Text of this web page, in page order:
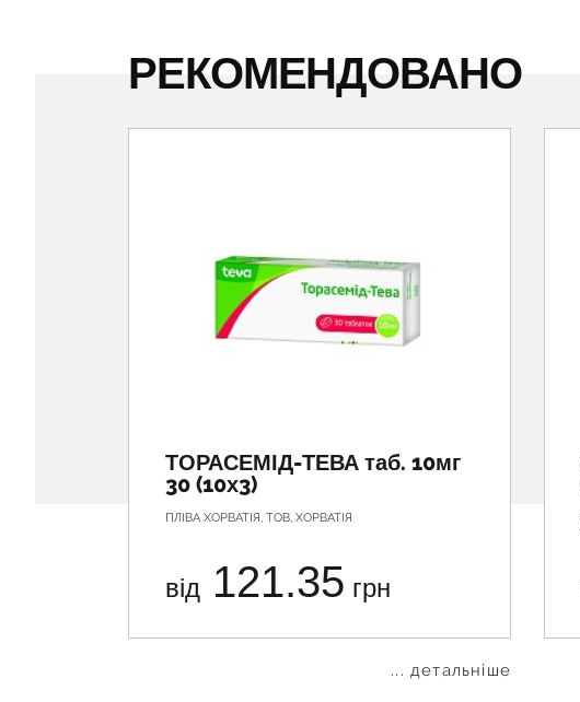
РЕКОМЕНДОВАНО
ТОРАСЕМІД-ТЕВА таб. 10мг
30 (10х3)
ПЛІВА ХОРВАТІЯ, ТОВ, ХОРВАТІЯ
від 121.35 грн
... детальніше